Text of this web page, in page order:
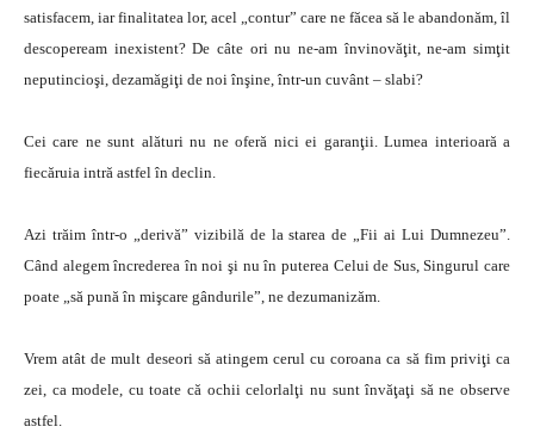
satisfacem, iar finalitatea lor, acel „contur” care ne făcea să le abandonăm, îl
descopeream inexistent? De câte ori nu ne-am învinovăţit, ne-am simţit
neputincioşi, dezamăgiţi de noi înşine, într-un cuvânt – slabi?
Cei care ne sunt alături nu ne oferă nici ei garanţii. Lumea interioară a
fiecăruia intră astfel în declin.
Azi trăim într-o „derivă” vizibilă de la starea de „Fii ai Lui Dumnezeu”.
Când alegem încrederea în noi şi nu în puterea Celui de Sus, Singurul care
poate „să pună în mişcare gândurile”, ne dezumanizăm.
Vrem atât de mult deseori să atingem cerul cu coroana ca să fim priviţi ca
zei, ca modele, cu toate că ochii celorlalţi nu sunt învăţaţi să ne observe
astfel.